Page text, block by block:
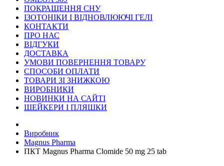
ПОКРАЩЕННЯ СНУ
ІЗОТОНІКИ І ВІДНОВЛЮЮЧІ ГЕЛІ
КОНТАКТИ
ПРО НАС
ВІДГУКИ
ДОСТАВКА
УМОВИ ПОВЕРНЕННЯ ТОВАРУ
СПОСОБИ ОПЛАТИ
ТОВАРИ ЗІ ЗНИЖКОЮ
ВИРОБНИКИ
НОВИНКИ НА САЙТІ
ШЕЙКЕРИ І ПЛЯШКИ
Виробник
Magnus Pharma
ПКТ Magnus Pharma Clomide 50 mg 25 tab